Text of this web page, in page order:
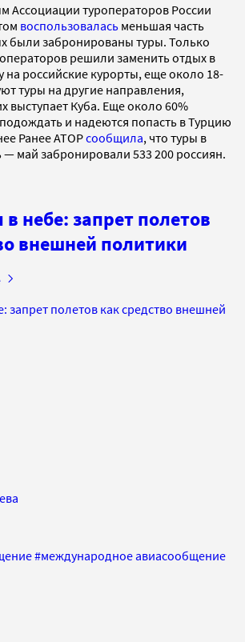
Ассоциации туроператоров России
воспользовалась меньшая часть
были забронированы туры. Только
решили заменить отдых в
на российские курорты, еще около 18-
туры на другие направления,
выступает Куба. Еще около 60%
и надеются попасть в Турцию
Ранее АТОРсообщила, что туры в
май забронировали 533 200 россиян.
небе: запрет полетов
внешней политики
запрет полетов как средство внешней
#международное авиасообщение